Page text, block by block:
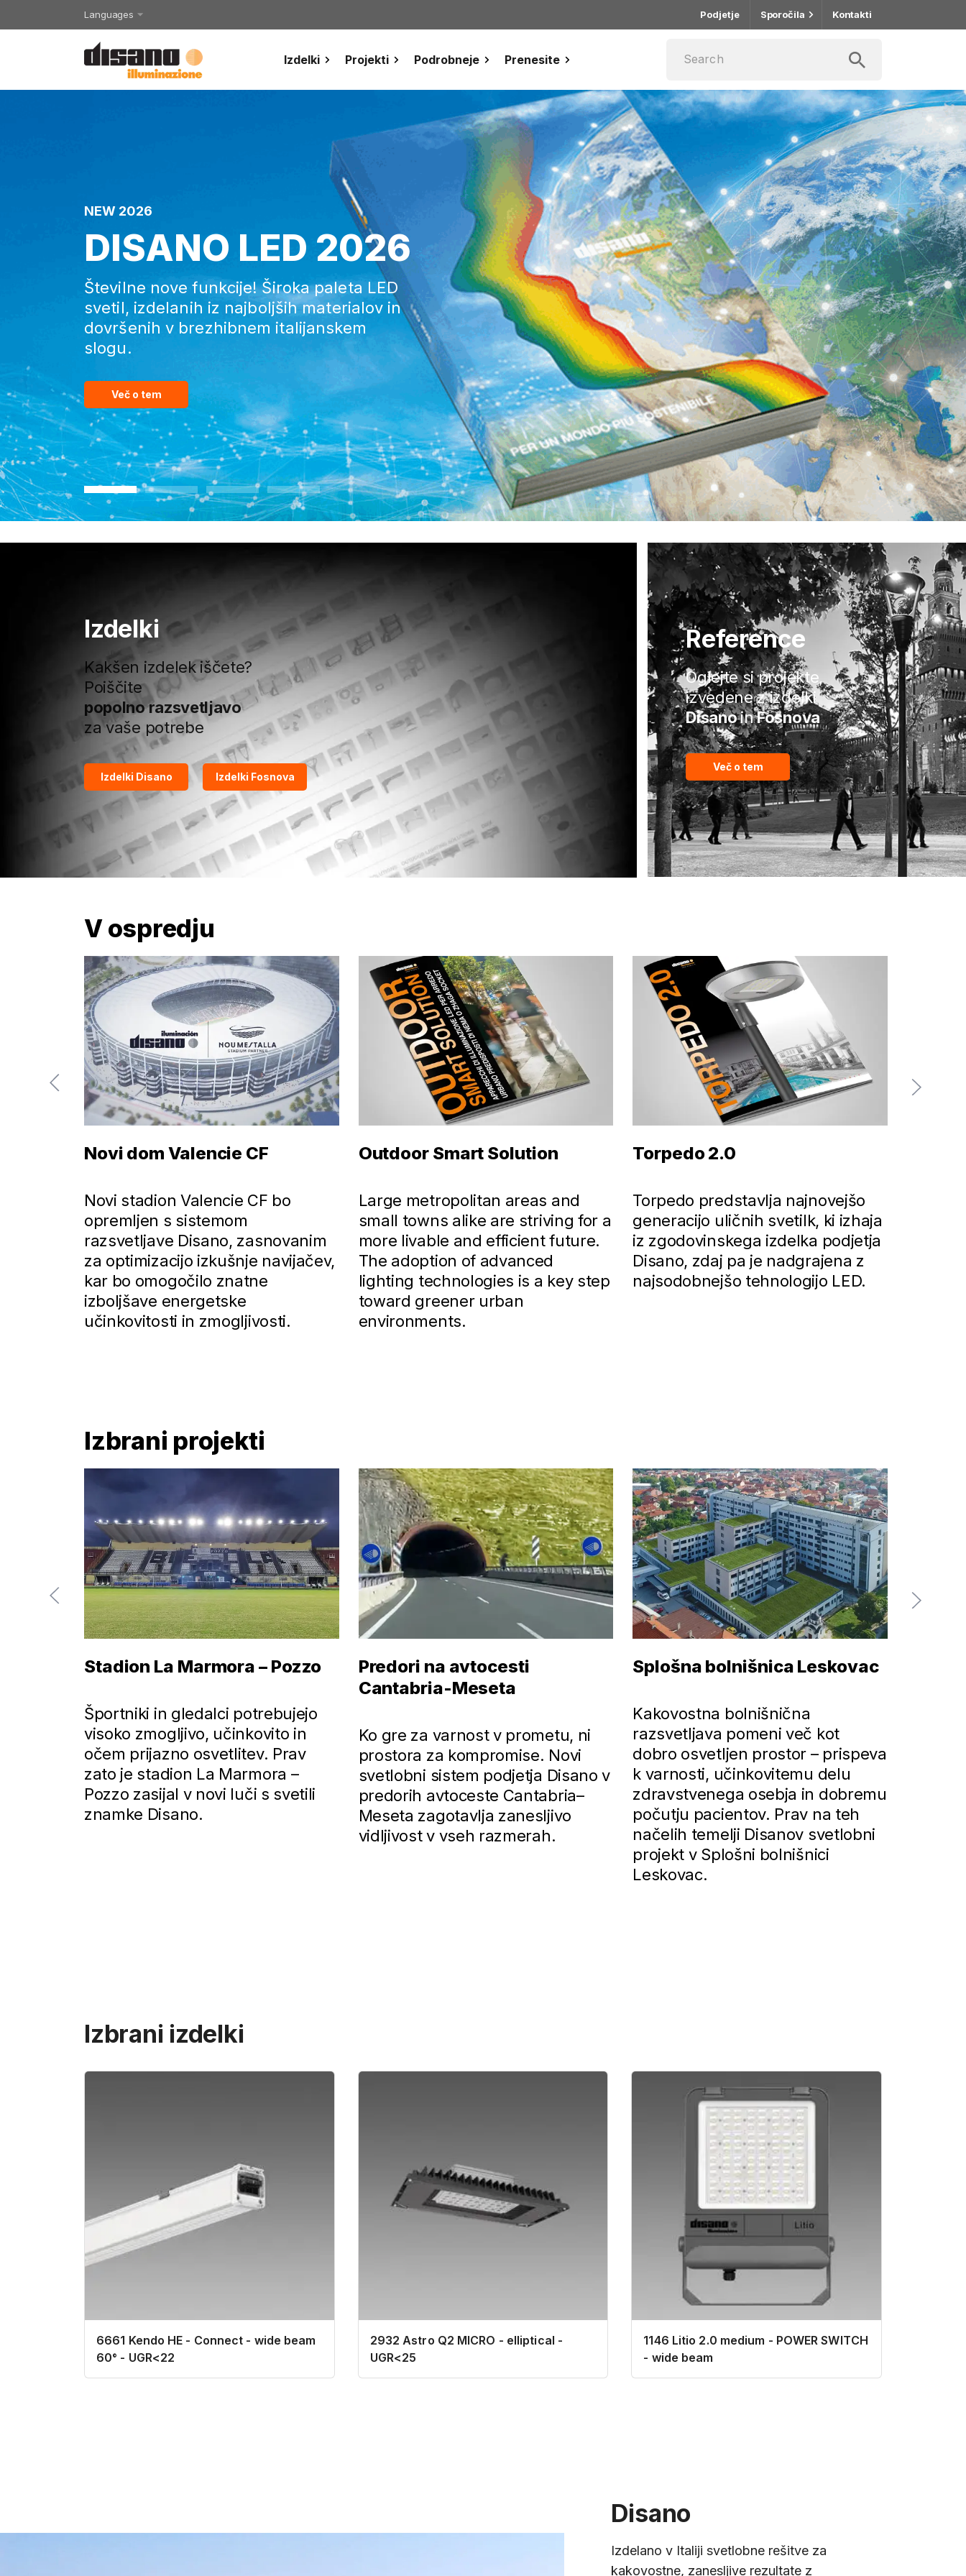
Languages Podjetje Sporočila Kontakti
Izdelki Projekti Podrobneje Prenesite
NEW 2026
DISANO LED 2026
Številne nove funkcije! Široka paleta LED
svetil, izdelanih iz najboljših materialov in
dovršenih v brezhibnem italijanskem
slogu.
Več o tem
Izdelki
Kakšen izdelek iščete?
Poiščite
popolno razsvetljavo
za vaše potrebe
Izdelki Disano Izdelki Fosnova
Reference
Oglejte si projekte,
izvedene z izdelki
DisanoinFosnova
Več o tem
V ospredju
Novi dom Valencie CF
Novi stadion Valencie CF bo
opremljen s sistemom
razsvetljave Disano, zasnovanim
za optimizacijo izkušnje navijačev,
kar bo omogočilo znatne
izboljšave energetske
učinkovitosti in zmogljivosti.
Outdoor Smart Solution
Large metropolitan areas and
small towns alike are striving for a
more livable and efficient future.
The adoption of advanced
lighting technologies is a key step
toward greener urban
environments.
Torpedo 2.0
Torpedo predstavlja najnovejšo
generacijo uličnih svetilk, ki izhaja
iz zgodovinskega izdelka podjetja
Disano, zdaj pa je nadgrajena z
najsodobnejšo tehnologijo LED.
Izbrani projekti
Stadion La Marmora – Pozzo
Športniki in gledalci potrebujejo
visoko zmogljivo, učinkovito in
očem prijazno osvetlitev. Prav
zato je stadion La Marmora –
Pozzo zasijal v novi luči s svetili
znamke Disano.
Predori na avtocesti
Cantabria-Meseta
Ko gre za varnost v prometu, ni
prostora za kompromise. Novi
svetlobni sistem podjetja Disano v
predorih avtoceste Cantabria–
Meseta zagotavlja zanesljivo
vidljivost v vseh razmerah.
Splošna bolnišnica Leskovac
Kakovostna bolnišnična
razsvetljava pomeni več kot
dobro osvetljen prostor – prispeva
k varnosti, učinkovitemu delu
zdravstvenega osebja in dobremu
počutju pacientov. Prav na teh
načelih temelji Disanov svetlobni
projekt v Splošni bolnišnici
Leskovac.
Izbrani izdelki
6661 Kendo HE - Connect - wide beam
60° - UGR<22
2932 Astro Q2 MICRO - elliptical -
UGR<25
1146 Litio 2.0 medium - POWER SWITCH
- wide beam
Disano
Izdelano v Italiji svetlobne rešitve za
kakovostne, zanesljive rezultate z